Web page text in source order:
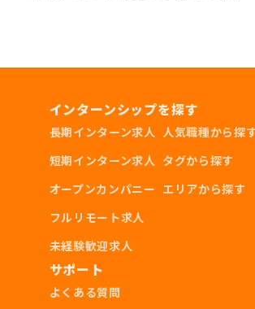
インターンシップを探す
長期インターン求人
短期インターン求人
オープンカンパニー
フルリモート求人
未経験歓迎求人
人気職種から探
タグから探す
エリアから探す
サポート
よくある質問